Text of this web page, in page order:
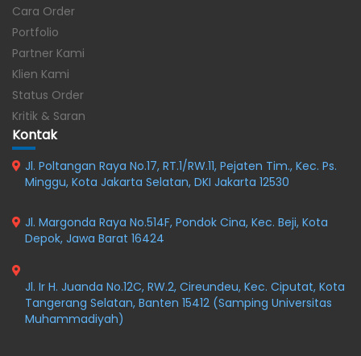
Cara Order
Portfolio
Partner Kami
Klien Kami
Status Order
Kritik & Saran
Kontak
Jl. Poltangan Raya No.17, RT.1/RW.11, Pejaten Tim., Kec. Ps.
Minggu, Kota Jakarta Selatan, DKI Jakarta 12530
Jl. Margonda Raya No.514F, Pondok Cina, Kec. Beji, Kota
Depok, Jawa Barat 16424
Jl. Ir H. Juanda No.12C, RW.2, Cireundeu, Kec. Ciputat, Kota
Tangerang Selatan, Banten 15412 (Samping Universitas
Muhammadiyah)